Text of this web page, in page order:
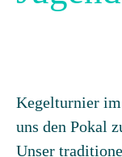
Kegelturnier im
uns den Pokal
Unser